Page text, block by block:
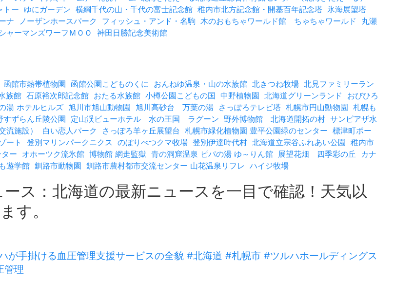
トー ゆにガーデン 横綱千代の山・千代の富士記念館 稚内市北方記念館・開基百年記念塔 氷海展望塔
ナ ノーザンホースパーク フィッシュ・アンド・名駒 木のおもちゃワールド館 ちゃちゃワールド
丸瀬
ャーマンズワーフＭＯＯ 神田日勝記念美術館
函館市熱帯植物園 函館公園こどものくに おんねゆ温泉・山の水族館 北きつね牧場 北見ファミリーラン
族館 石原裕次郎記念館 おたる水族館 小樽公園こどもの国 中野植物園 北海道グリーンランド
おびひろ
湯 ホテルヒルズ 旭川市旭山動物園 旭川高砂台 万葉の湯 さっぽろテレビ塔 札幌市円山動物園 札幌も
すずらん丘陵公園 定山渓ビューホテル 水の王国 ラグーン 野外博物館 北海道開拓の村 サンピアザ水
流施設） 白い恋人パーク さっぽろ羊ヶ丘展望台 札幌市緑化植物園 豊平公園緑のセンター 標津町ポー
ート 登別マリンパークニクス のぼりべつクマ牧場 登別伊達時代村 北海道立宗谷ふれあい公園 稚内市
ー オホーツク流氷館 博物館 網走監獄 青の洞窟温泉 ピパの湯 ゆ～りん館 展望花畑 四季彩の丘
カナ
遊学館 釧路市動物園 釧路市農村都市交流センター 山花温泉リフレ ハイジ牧場
ス：北海道の最新ニュースを一目で確認！天気以
す。
が手掛ける血圧管理支援サービスの全貌 #北海道 #札幌市 #ツルハホールディングス
管理